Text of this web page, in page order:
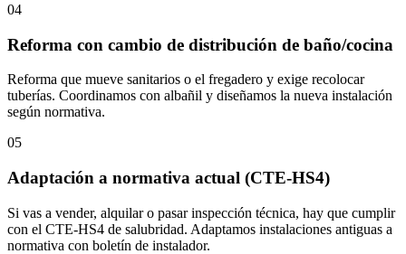
04
Reforma con cambio de distribución de baño/cocina
Reforma que mueve sanitarios o el fregadero y exige recolocar
tuberías. Coordinamos con albañil y diseñamos la nueva instalación
según normativa.
05
Adaptación a normativa actual (CTE-HS4)
Si vas a vender, alquilar o pasar inspección técnica, hay que cumplir
con el CTE-HS4 de salubridad. Adaptamos instalaciones antiguas a
normativa con boletín de instalador.